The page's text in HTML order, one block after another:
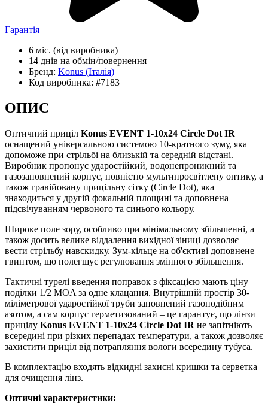
Гарантія
6 міс. (від виробника)
14 днів на обмін/повернення
Бренд: Konus (Італія)
Код виробника: #7183
ОПИС
Оптичний приціл Konus EVENT 1-10x24 Circle Dot IR
оснащений універсальною системою 10-кратного зуму, яка
допоможе при стрільбі на близькій та середній відстані.
Виробник пропонує ударостійкий, водонепроникний та
газозаповнений корпус, повністю мультипросвітлену оптику, а
також гравійовану прицільну сітку (Circle Dot), яка
знаходиться у другій фокальній площині та доповнена
підсвічуванням червоного та синього кольору.
Широке поле зору, особливо при мінімальному збільшенні, а
також досить велике віддалення вихідної зіниці дозволяє
вести стрільбу навскидку. Зум-кільце на об'єктиві доповнене
гвинтом, що полегшує регулювання змінного збільшення.
Тактичні турелі введення поправок з фіксацією мають ціну
поділки 1/2 MOA за одне клацання. Внутрішній простір 30-
міліметрової ударостійкої труби заповнений газоподібним
азотом, а сам корпус герметизований – це гарантує, що лінзи
прицілу Konus EVENT 1-10x24 Circle Dot IR не запітніють
всередині при різких перепадах температури, а також дозволяє
захистити приціл від потрапляння вологи всередину тубуса.
В комплектацію входять відкидні захисні кришки та серветка
для очищення лінз.
Оптичні характеристики: